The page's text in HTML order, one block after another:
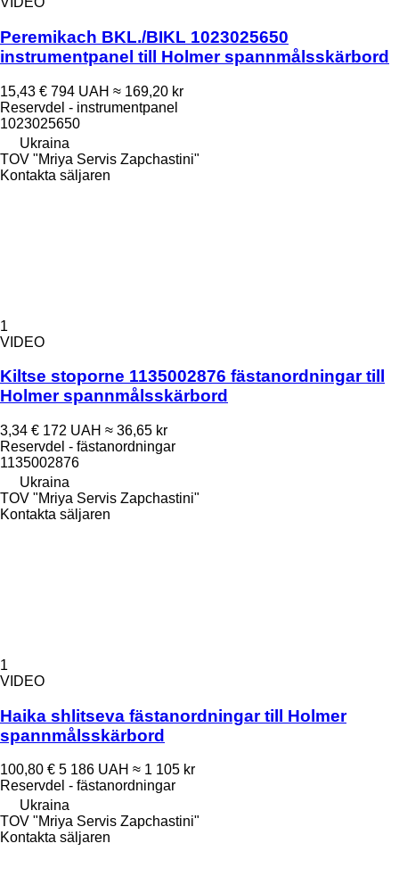
Peremikach BKL./BIKL 1023025650
instrumentpanel till Holmer spannmålsskärbord
15,43 € 794 UAH ≈ 169,20 kr
Reservdel - instrumentpanel
1023025650
Ukraina
TOV "Mriya Servis Zapchastini"
Kontakta säljaren
1
VIDEO
Kiltse stoporne 1135002876 fästanordningar till
Holmer spannmålsskärbord
3,34 € 172 UAH ≈ 36,65 kr
Reservdel - fästanordningar
1135002876
Ukraina
TOV "Mriya Servis Zapchastini"
Kontakta säljaren
1
VIDEO
Haika shlitseva fästanordningar till Holmer
spannmålsskärbord
100,80 € 5 186 UAH ≈ 1 105 kr
Reservdel - fästanordningar
Ukraina
TOV "Mriya Servis Zapchastini"
Kontakta säljaren